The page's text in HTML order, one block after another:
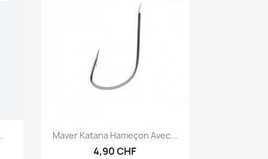
Aperçu rapide
Maver Katana Hameçon Avec...
4,90 CHF